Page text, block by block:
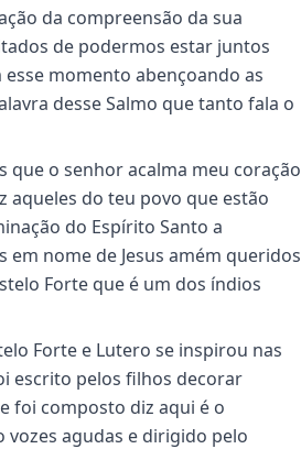
da compreensão da sua
de podermos estar juntos
momento abençoando as
desse Salmo que tanto fala o
o senhor acalma meu coração
aqueles do teu povo que estão
do Espírito Santo a
em nome de Jesus amém queridos
Forte que é um dos índios
Forte e Lutero se inspirou nas
escrito pelos filhos decorar
foi composto diz aqui é o
agudas e dirigido pelo